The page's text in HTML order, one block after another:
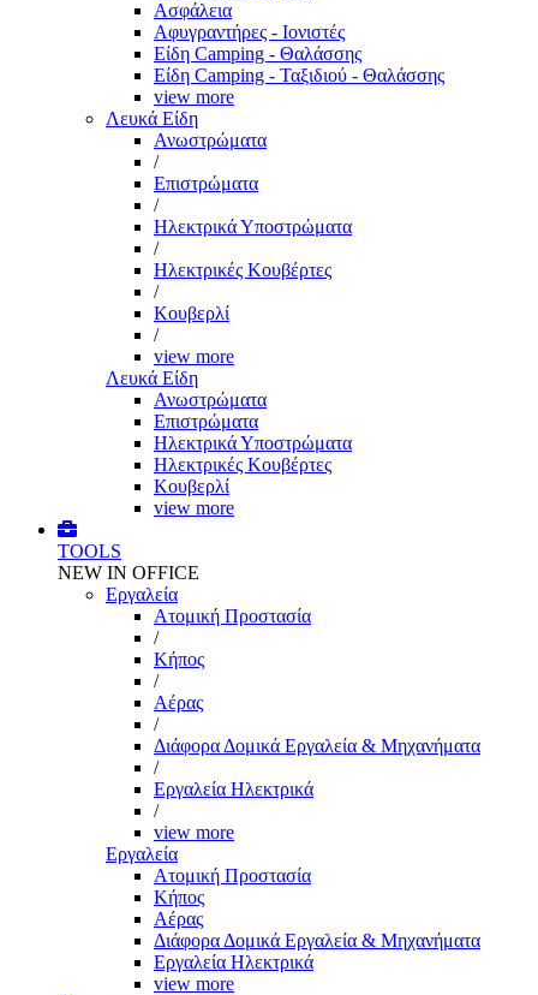
Ασφάλεια
Αφυγραντήρες - Ιονιστές
Είδη Camping - Θαλάσσης
Είδη Camping - Ταξιδιού - Θαλάσσης
view more
Λευκά Είδη
Ανωστρώματα
/
Επιστρώματα
/
Ηλεκτρικά Υποστρώματα
/
Ηλεκτρικές Κουβέρτες
/
Κουβερλί
/
view more
Λευκά Είδη
Ανωστρώματα
Επιστρώματα
Ηλεκτρικά Υποστρώματα
Ηλεκτρικές Κουβέρτες
Κουβερλί
view more
TOOLS
NEW IN OFFICE
Εργαλεία
Aτομική Προστασία
/
Kήπος
/
Αέρας
/
Διάφορα Δομικά Εργαλεία & Μηχανήματα
/
Εργαλεία Ηλεκτρικά
/
view more
Εργαλεία
Aτομική Προστασία
Kήπος
Αέρας
Διάφορα Δομικά Εργαλεία & Μηχανήματα
Εργαλεία Ηλεκτρικά
view more